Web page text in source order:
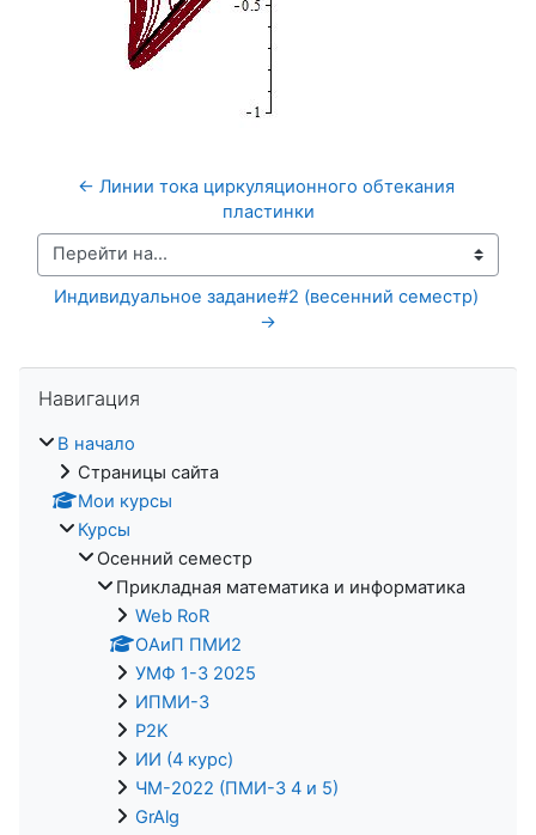
← Линии тока циркуляционного обтекания
пластинки
Перейти на...
Индивидуальное задание#2 (весенний семестр)
→
Навигация
В начало
Страницы сайта
Мои курсы
Курсы
Осенний семестр
Прикладная математика и информатика
Web RoR
ОАиП ПМИ2
УМФ 1-3 2025
ИПМИ-3
P2K
ИИ (4 курс)
ЧМ-2022 (ПМИ-3 4 и 5)
GrAlg